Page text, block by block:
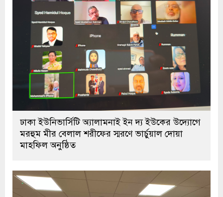
ঢাকা ইউনিভার্সিটি অ্যালামনাই ইন দ্য ইউকের উদ্যোগে
মরহুম মীর বেলাল শরীফের স্মরণে ভার্চুয়াল দোয়া
মাহফিল অনুষ্ঠিত